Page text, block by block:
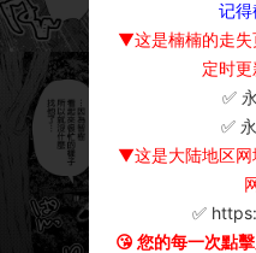
记得
▼这是楠楠的走失
定时更
✅
✅
▼这是大陆地区网
✅
😘 您的每一次點